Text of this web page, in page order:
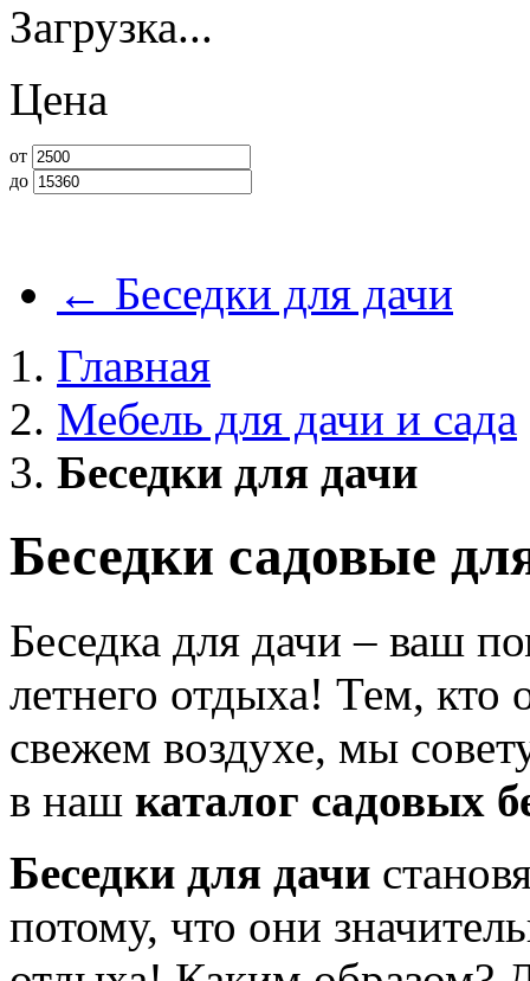
Загрузка...
Цена
от
до
← Беседки для дачи
Главная
Мебель для дачи и сада
Беседки для дачи
Беседки садовые
Беседка для дачи – ваш
летнего отдыха! Тем, кто
свежем воздухе, мы
в наш каталог садовых
Беседки для дачи
потому, что они